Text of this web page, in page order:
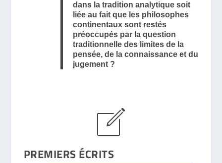
dans la tradition analytique soit
liée au fait que les philosophes
continentaux sont restés
préoccupés par la question
traditionnelle des limites de la
pensée, de la connaissance et du
jugement ?
PREMIERS ÉCRITS